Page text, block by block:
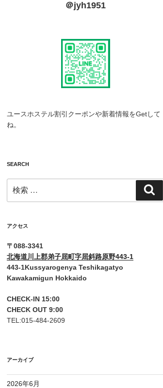
＠jyh1951
ユースホステル割引クーポンや新着情報をGetして
ね。
SEARCH
索:
索
アクセス
〒088-3341
北海道川上郡弟子屈町字屈斜路原野443-1
443-1Kussyarogenya Teshikagatyo
Kawakamigun Hokkaido
CHECK-IN 15:00
CHECK OUT 9:00
TEL:015-484-2609
アーカイブ
2026年6月